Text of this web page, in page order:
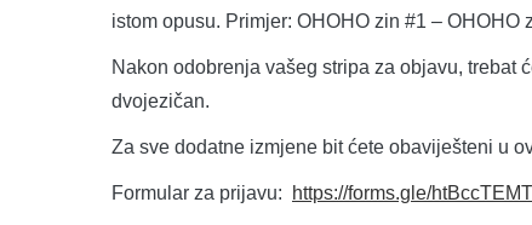
istom opusu. Primjer: OHOHO zin #1 – OHOHO
Nakon odobrenja vašeg stripa za objavu, trebat
dvojezičan.
Za sve dodatne izmjene bit ćete obaviješteni u
Formular za prijavu: https://forms.gle/